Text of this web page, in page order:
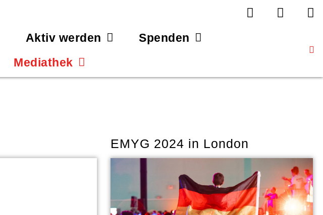
Aktiv werden
Spenden
Mediathek
EMYG 2024 in London